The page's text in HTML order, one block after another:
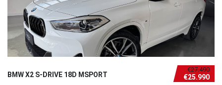
€27.490
€25.990
BMW X2 S-DRIVE 18D MSPORT